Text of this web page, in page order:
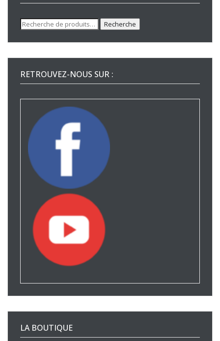
Recherche
pour :
Recherche
RETROUVEZ-NOUS SUR :
LA BOUTIQUE